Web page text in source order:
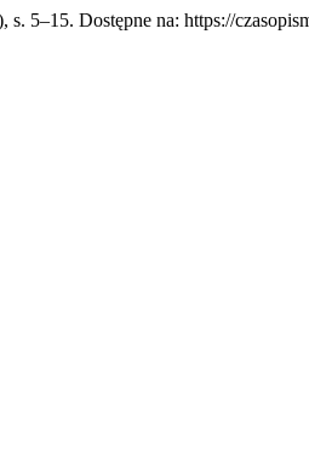
s. 5–15. Dostępne na: https://